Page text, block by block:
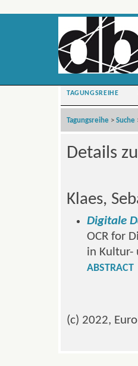
TAGUNGSREIHE
Tagungsreihe > Suche
Details
Klaes,
Digitale
OCR for
in Kultur-
ABSTRACT
(c) 2022,